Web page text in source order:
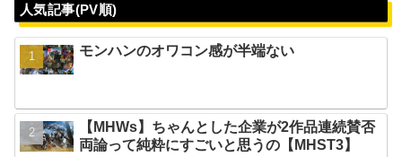
人気記事(PV順)
モンハンのオワコン感が半端ない
【MHWs】ちゃんとした企業が2作品連続賛否
両論って純粋にすごいと思うの【MHST3】